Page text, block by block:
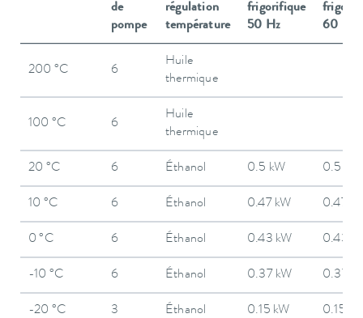
de
pompe
régulation
température
frigorifique
50 Hz
60 Hz
200 °C 6
Huile
thermique
100 °C 6
Huile
thermique
20 °C 6 Éthanol 0.5 kW 0.5 kW
10 °C 6 Éthanol 0.47 kW 0.47
0 °C 6 Éthanol 0.43 kW 0.43
-10 °C 6 Éthanol 0.37 kW 0.37
-20 °C 3 Éthanol 0.15 kW 0.15